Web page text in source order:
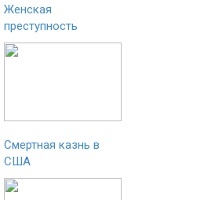
Женская
преступность
Смертная казнь в
США